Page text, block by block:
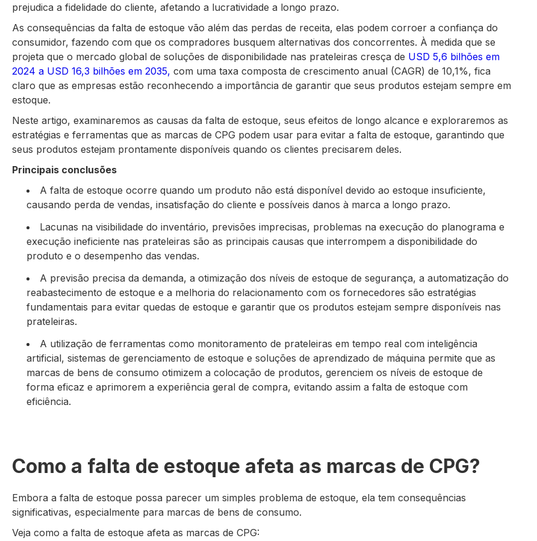
prejudica a fidelidade do cliente, afetando a lucratividade a longo prazo.
As consequências da falta de estoque vão além das perdas de receita, elas podem corroer a confiança do
consumidor, fazendo com que os compradores busquem alternativas dos concorrentes. À medida que se
projeta que o mercado global de soluções de disponibilidade nas prateleiras cresça de USD 5,6 bilhões em
2024 a USD 16,3 bilhões em 2035, com uma taxa composta de crescimento anual (CAGR) de 10,1%, fica
claro que as empresas estão reconhecendo a importância de garantir que seus produtos estejam sempre em
estoque.
Neste artigo, examinaremos as causas da falta de estoque, seus efeitos de longo alcance e exploraremos as
estratégias e ferramentas que as marcas de CPG podem usar para evitar a falta de estoque, garantindo que
seus produtos estejam prontamente disponíveis quando os clientes precisarem deles.
Principais conclusões
A falta de estoque ocorre quando um produto não está disponível devido ao estoque insuficiente,
causando perda de vendas, insatisfação do cliente e possíveis danos à marca a longo prazo.
Lacunas na visibilidade do inventário, previsões imprecisas, problemas na execução do planograma e
execução ineficiente nas prateleiras são as principais causas que interrompem a disponibilidade do
produto e o desempenho das vendas.
A previsão precisa da demanda, a otimização dos níveis de estoque de segurança, a automatização do
reabastecimento de estoque e a melhoria do relacionamento com os fornecedores são estratégias
fundamentais para evitar quedas de estoque e garantir que os produtos estejam sempre disponíveis nas
prateleiras.
A utilização de ferramentas como monitoramento de prateleiras em tempo real com inteligência
artificial, sistemas de gerenciamento de estoque e soluções de aprendizado de máquina permite que as
marcas de bens de consumo otimizem a colocação de produtos, gerenciem os níveis de estoque de
forma eficaz e aprimorem a experiência geral de compra, evitando assim a falta de estoque com
eficiência.
Como a falta de estoque afeta as marcas de CPG?
Embora a falta de estoque possa parecer um simples problema de estoque, ela tem consequências
significativas, especialmente para marcas de bens de consumo.
Veja como a falta de estoque afeta as marcas de CPG: